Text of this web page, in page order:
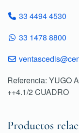
33 4494 4530
33 1478 8800
Referencia: YUGO
++4.1/2 CUADRO
Productos